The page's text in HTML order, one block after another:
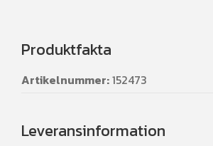
Produktfakta
Artikelnummer:152473
Leveransinformation